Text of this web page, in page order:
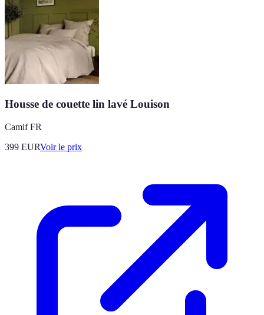
Housse de couette lin lavé Louison
Camif FR
399 EURVoir le prix